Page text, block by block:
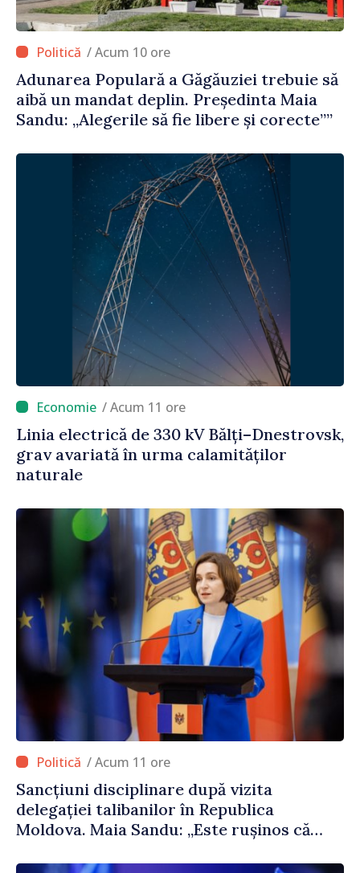
/ Acum 10 ore
Adunarea Populară a Găgăuziei trebuie să
aibă un mandat deplin. Președinta Maia
Sandu: „Alegerile să fie libere și corecte””
/ Acum 11 ore
Linia electrică de 330 kV Bălți–Dnestrovsk,
grav avariată în urma calamităților
naturale
/ Acum 11 ore
Sancțiuni disciplinare după vizita
delegației talibanilor în Republica
Moldova. Maia Sandu: „Este rușinos că